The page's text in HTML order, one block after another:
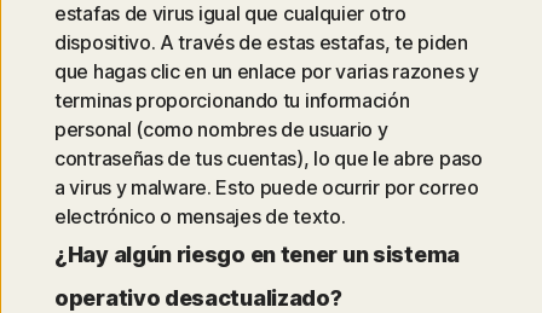
estafas de virus igual que cualquier otro
dispositivo. A través de estas estafas, te piden
que hagas clic en un enlace por varias razones y
terminas proporcionando tu información
personal (como nombres de usuario y
contraseñas de tus cuentas), lo que le abre paso
a virus y malware. Esto puede ocurrir por correo
electrónico o mensajes de texto.
¿Hay algún riesgo en tener un sistema
operativo desactualizado?